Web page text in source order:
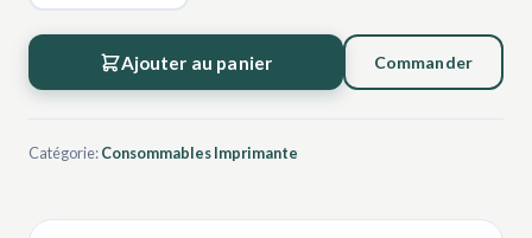
Ajouter au panier Commander
Catégorie:Consommables Imprimante